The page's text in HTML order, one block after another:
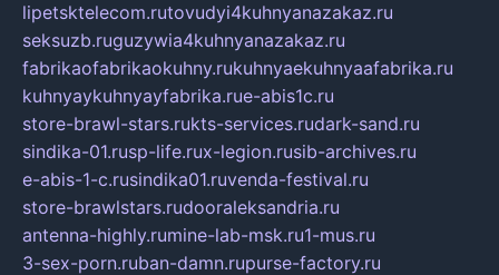
lipetsktelecom.rutovudyi4kuhnyanazakaz.ru
seksuzb.ruguzywia4kuhnyanazakaz.ru
fabrikaofabrikaokuhny.rukuhnyaekuhnyaafabrika.ru
kuhnyaykuhnyayfabrika.rue-abis1c.ru
store-brawl-stars.rukts-services.rudark-sand.ru
sindika-01.rusp-life.rux-legion.rusib-archives.ru
e-abis-1-c.rusindika01.ruvenda-festival.ru
store-brawlstars.rudooraleksandria.ru
antenna-highly.rumine-lab-msk.ru1-mus.ru
3-sex-porn.ruban-damn.rupurse-factory.ru